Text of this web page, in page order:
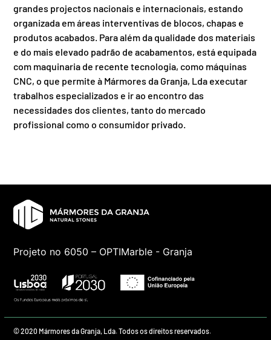
grandes projectos nacionais e internacionais, estando
organizada em áreas interventivas de blocos, chapas e
produtos acabados. Para além da qualidade dos materiais
e do mais elevado padrão de acabamentos, está equipada
com maquinaria de recente tecnologia, como máquinas
CNC, o que permite à Mármores da Granja, Lda executar
trabalhos especializados e ir ao encontro das
necessidades dos clientes, tanto do mercado
profissional como o consumidor privado.
Projeto no 6050 – OPTIMarble - Granja
© 2020 Mármores da Granja, Lda. Todos os direitos reservados.